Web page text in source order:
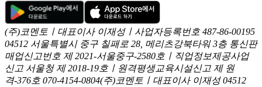
(주)코멘토ㅣ대표이사 이재성ㅣ사업자등록번호 487-86-00195
04512 서울특별시 중구 칠패로 28, 메리츠강북타워 3층 통신판
매업신고번호 제 2021-서울중구-2580호ㅣ직업정보제공사업
신고 서울청 제 2018-19호ㅣ원격평생교육시설신고 제 원
격-376호 070-4154-0804(주)코멘토ㅣ대표이사 이재성 04512